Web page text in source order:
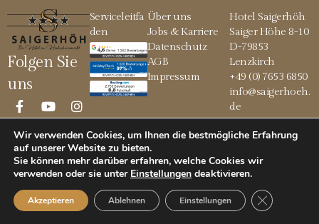
Folgen Sie
uns
Serviceleitfa
den
Über uns
Jobs & Karriere
Datenschutz
AGB
Impressum
Hotel Saigerhöh
Saiger Höhe 8-10
D-79853
Lenzkirch
+49 (0) 7653 6850
info@saigerhoeh.
de
© 2026 Saigerhöh
Wir verwenden Cookies, um Ihnen die bestmögliche Erfahrung
auf unserer Website zu bieten.
Sie können mehr darüber erfahren, welche Cookies wir
verwenden oder sie unter Einstellungen deaktivieren.
Akzeptieren Ablehnen Einstellungen GDPR